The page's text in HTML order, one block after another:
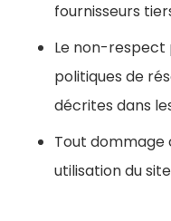
fournisseurs
Le non-respect
politiques de
décrites dans
Tout dommage
utilisation du